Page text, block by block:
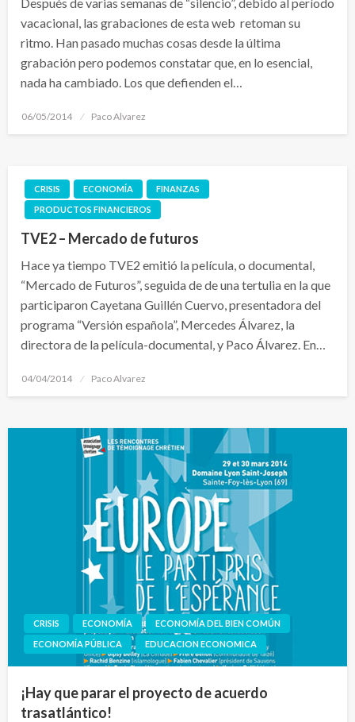
vacacional, las grabaciones de esta web retoman su
ritmo. Han pasado muchas cosas desde la última
grabación pero podemos constatar que, en lo esencial,
nada ha cambiado. Los que defienden el…
Publicado
06/05/2014 Paco Alvarez
CRISIS ECONOMÍA
FINANZAS
PRODUCTOS FINANCIEROS
TVE2 – Mercado de futuros
Hace ya tiempo TVE2 emitió la película, o documental,
“Mercado de Futuros”, seguida de de una tertulia en la que
participaron Cayetana Guillén Cuervo, presentadora del
programa “Versión española”, Mercedes Álvarez, la
directora de la película-documental, y Paco Álvarez. En…
Publicado
04/04/2014 Paco Alvarez
CRISIS ECONOMÍA
ECONOMÍA DEL BIEN COMÚN
ECONOMÍA PÚBLICA
EDUCACION ECONOMICA
¡Hay que parar el proyecto de acuerdo
trasatlántico!